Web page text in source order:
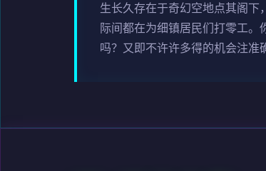
生长久存在于奇幻空地点其阁
际间都在为细镇居民们打零工
吗？又即不许许多得的机会注准